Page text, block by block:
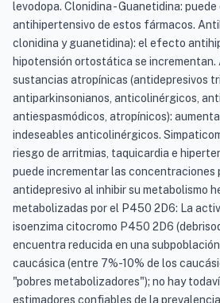
levodopa. Clonidina - Guanetidina:
antihipertensivo de estos fármacos.
clonidina y guanetidina): el efecto
hipotensión ortostática se incrementan.
sustancias atropínicas (antidepresivos
antiparkinsonianos, anticolinérgicos,
antiespasmódicos, atropínicos):
indeseables anticolinérgicos.
riesgo de arritmias, taquicardia e
puede incrementar las concentraciones
antidepresivo al inhibir su metabolismo
metabolizadas por el P450 2D6: La
isoenzima citocromo P450 2D6
encuentra reducida en una
caucásica (entre 7%-10% de los
"pobres metabolizadores"); no hay
estimadores confiables de la